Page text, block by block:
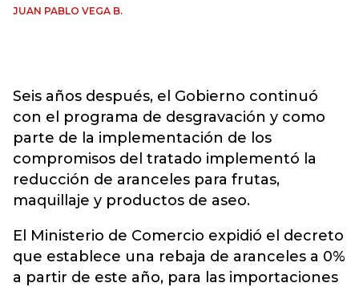
JUAN PABLO VEGA B.
Seis años después, el Gobierno continuó
con el programa de desgravación y como
parte de la implementación de los
compromisos del tratado implementó la
reducción de aranceles para frutas,
maquillaje y productos de aseo.
El Ministerio de Comercio expidió el decreto
que establece una rebaja de aranceles a 0%
a partir de este año, para las importaciones